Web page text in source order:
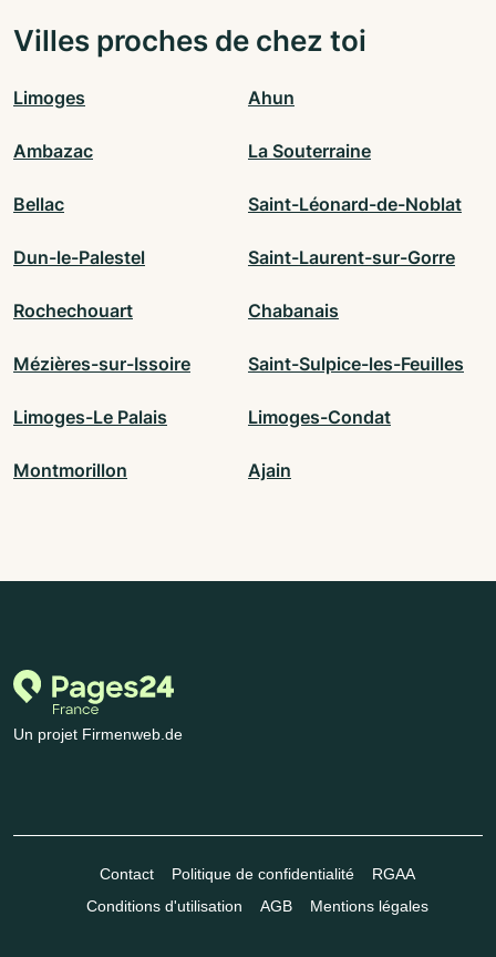
Villes proches de chez toi
Limoges Ahun
Ambazac La Souterraine
Bellac Saint-Léonard-de-Noblat
Dun-le-Palestel Saint-Laurent-sur-Gorre
Rochechouart Chabanais
Mézières-sur-Issoire Saint-Sulpice-les-Feuilles
Limoges-Le Palais Limoges-Condat
Montmorillon Ajain
Un projet Firmenweb.de
Contact Politique de confidentialité
RGAA
Conditions d'utilisation
AGB Mentions légales